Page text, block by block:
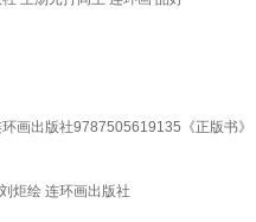
画出版社9787505619135《正版书》
炬绘 连环画出版社